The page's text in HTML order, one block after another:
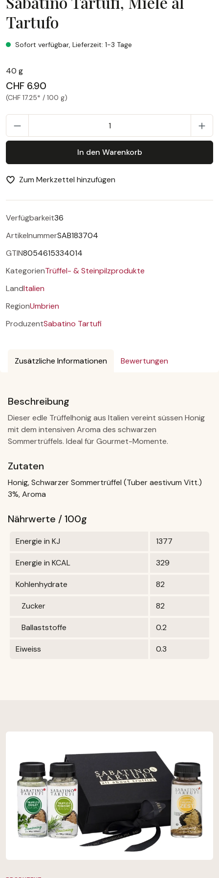
Tartufo
Sabatino Tartufi, Miele al Tartufo
Sofort verfügbar, Lieferzeit: 1-3 Tage
40 g
CHF 6.90
(CHF 17.25* / 100 g)
In den Warenkorb
Zum Merkzettel hinzufügen
Verfügbarkeit36
ArtikelnummerSAB183704
GTIN8054615334014
KategorienTrüffel- & Steinpilzprodukte
LandItalien
RegionUmbrien
ProduzentSabatino Tartufi
Zusätzliche Informationen Bewertungen
Beschreibung
Dieser edle Trüffelhonig aus Italien vereint süssen Honig
mit dem intensiven Aroma des schwarzen
Sommertrüffels. Ideal für Gourmet-Momente.
Zutaten
Honig, Schwarzer Sommertrüffel (Tuber aestivum Vitt.)
3%, Aroma
Nährwerte / 100g
Energie in KJ 1377
Energie in KCAL 329
Kohlenhydrate 82
Zucker 82
Ballaststoffe 0.2
Eiweiss 0.3